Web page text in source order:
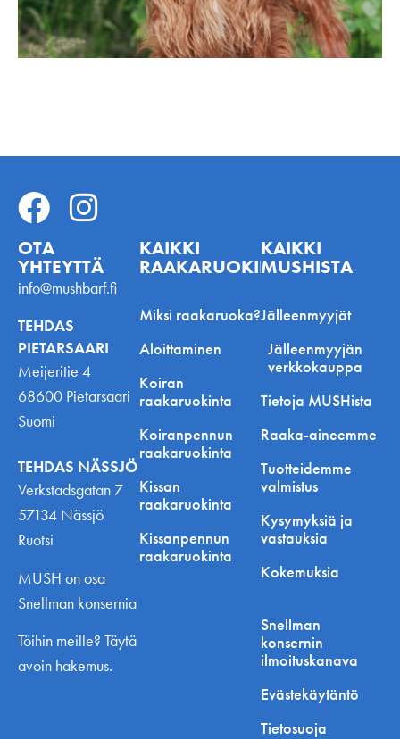
OTA
YHTEYTTÄ
info@mushbarf.fi
TEHDAS
PIETARSAARI
Meijeritie 4
68600 Pietarsaari
Suomi
TEHDAS NÄSSJÖ
Verkstadsgatan 7
57134 Nässjö
Ruotsi
MUSH on osa
Snellman konsernia
Töihin meille? Täytä
avoin hakemus.
KAIKKI
RAAKARUOKINNASTA
Miksi raakaruoka?
Aloittaminen
Koiran
raakaruokinta
Koiranpennun
raakaruokinta
Kissan
raakaruokinta
Kissanpennun
raakaruokinta
KAIKKI
MUSHISTA
Jälleenmyyjät
Jälleenmyyjän
verkkokauppa
Tietoja MUSHista
Raaka-aineemme
Tuotteidemme
valmistus
Kysymyksiä ja
vastauksia
Kokemuksia
Snellman
konsernin
ilmoituskanava
Evästekäytäntö
Tietosuoja